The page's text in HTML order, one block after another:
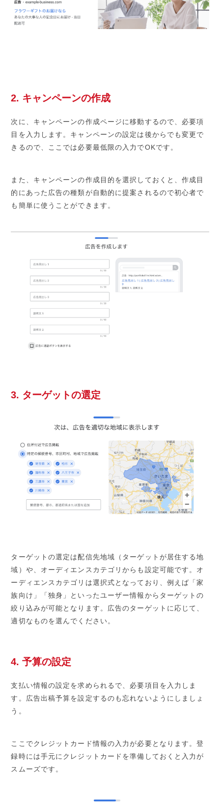
2. キャンペーンの作成
次に、キャンペーンの作成ページに移動するので、必要項
目を入力します。キャンペーンの設定は後からでも変更で
きるので、ここでは必要最低限の入力でOKです。
また、キャンペーンの作成目的を選択しておくと、作成目
的にあった広告の種類が自動的に提案されるので初心者で
も簡単に使うことができます。
3. ターゲットの選定
ターゲットの選定は配信先地域（ターゲットが居住する地
域）や、オーディエンスカテゴリからも設定可能です。オ
ーディエンスカテゴリは選択式となっており、例えば「家
族向け」「独身」といったユーザー情報からターゲットの
絞り込みが可能となります。広告のターゲットに応じて、
適切なものを選んでください。
4. 予算の設定
支払い情報の設定を求められるで、必要項目を入力しま
す。広告出稿予算を設定するのも忘れないようにしましょ
う。
ここでクレジットカード情報の入力が必要となります。登
録時には手元にクレジットカードを準備しておくと入力が
スムーズです。